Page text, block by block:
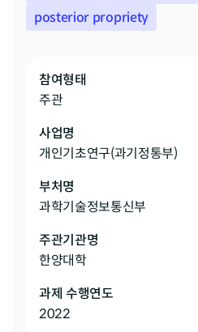
posterior propriety
참여형태
주관
사업명
개인기초연구(과기정통부)
부처명
과학기술정보통신부
주관기관명
한양대학
과제 수행연도
2022